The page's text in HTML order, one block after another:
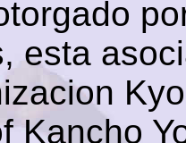
esta
Kancho